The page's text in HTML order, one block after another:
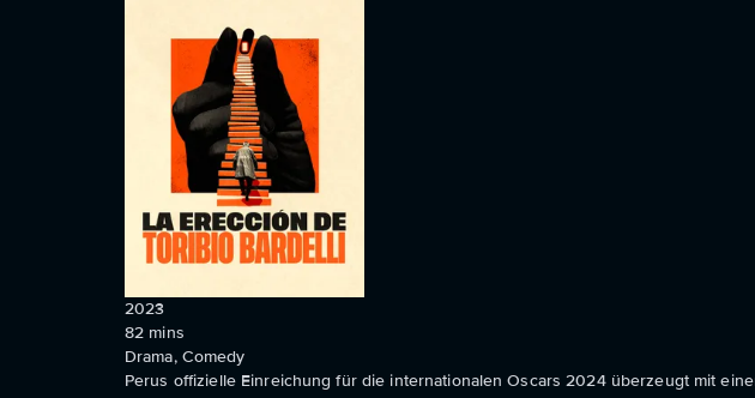
2023
82 mins
Drama, Comedy
Perus offizielle Einreichung für die internationalen Oscars 2024 überzeugt mit